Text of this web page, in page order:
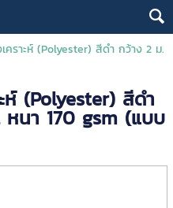
คราะห์ (Polyester) สีดำ กว้าง 2 ม.
ห์ (Polyester) สีดำ
นา 170 gsm (แบบ